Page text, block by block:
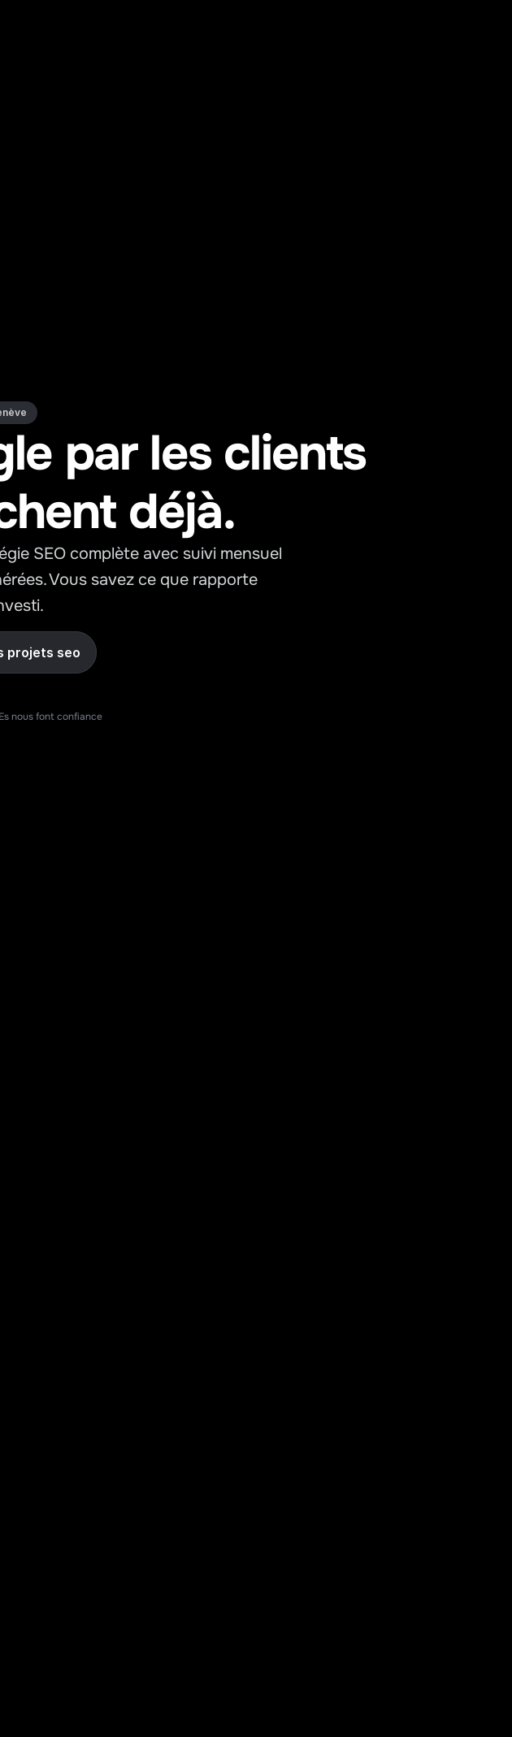
par les clients
déjà.
SEO complète avec suivi mensuel
Vous savez ce que rapporte
projets seo
nous font confiance